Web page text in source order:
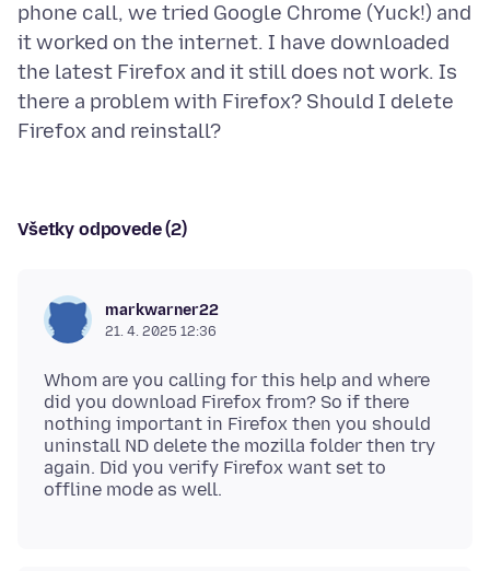
phone call, we tried Google Chrome (Yuck!) and
it worked on the internet. I have downloaded
the latest Firefox and it still does not work. Is
there a problem with Firefox? Should I delete
Všetky odpovede (2)
markwarner22
21. 4. 2025 12:36
Whom are you calling for this help and where
did you download Firefox from? So if there
nothing important in Firefox then you should
uninstall ND delete the mozilla folder then try
again. Did you verify Firefox want set to